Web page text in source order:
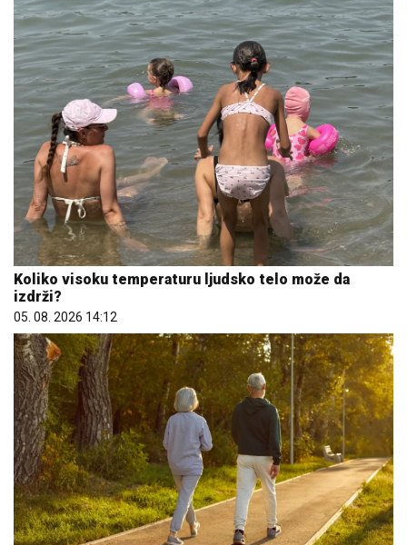
Koliko visoku temperaturu ljudsko telo može da
izdrži?
05. 08. 2026 14:12